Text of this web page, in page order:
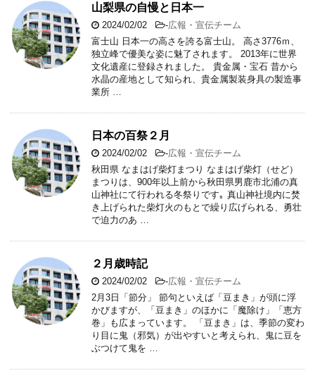
山梨県の自慢と日本一
2024/02/02 -広報・宣伝チーム
富士山 日本一の高さを誇る富士山。 高さ3776ｍ、
独立峰で優美な姿に魅了されます。 2013年に世界
文化遺産に登録されました。 貴金属・宝石 昔から
水晶の産地として知られ、貴金属製装身具の製造事
業所 …
日本の百祭２月
2024/02/02 -広報・宣伝チーム
秋田県 なまはげ柴灯まつり なまはげ柴灯（せど）
まつりは、900年以上前から秋田県男鹿市北浦の真
山神社にて行われる冬祭りです｡ 真山神社境内に焚
き上げられた柴灯火のもとで繰り広げられる、勇壮
で迫力のあ …
２月歳時記
2024/02/02 -広報・宣伝チーム
2月3日「節分」 節句といえば「豆まき」が頭に浮
かびますが、「豆まき」のほかに「魔除け」「恵方
巻」も広まっています。 「豆まき」は、季節の変わ
り目に鬼（邪気）が出やすいと考えられ、鬼に豆を
ぶつけて鬼を …